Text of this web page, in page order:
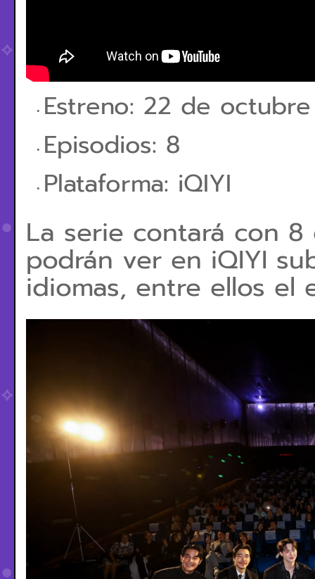
Estreno: 22 de octubre
Episodios: 8
Plataforma: iQIYI
La serie contará con
podrán ver en iQIYI
idiomas, entre ellos el